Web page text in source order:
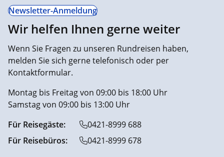
Newsletter-Anmeldung
Wir helfen Ihnen gerne weiter
Wenn Sie Fragen zu unseren Rundreisen haben,
melden Sie sich gerne telefonisch oder per
Kontaktformular.
Montag bis Freitag von 09:00 bis 18:00 Uhr
Samstag von 09:00 bis 13:00 Uhr
Für Reisegäste:
0421-8999 688
Für Reisebüros:
0421-8999 678